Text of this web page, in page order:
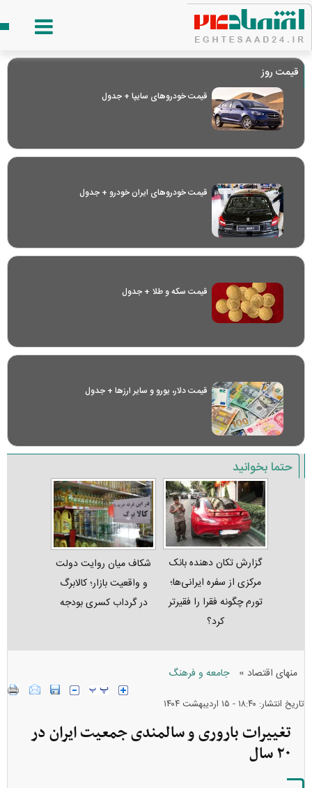
قیمت روز
قیمت خودرو‌های سایپا + جدول
قیمت خودرو‌های ایران خودرو + جدول
قیمت سکه و طلا + جدول
قیمت دلار، یورو و سایر ارز‌ها + جدول
حتما بخوانید
گزارش تکان‌ دهنده بانک
مرکزی از سفره ایرانی‌ها؛
تورم چگونه فقرا را فقیرتر
کرد؟
شکاف میان روایت دولت
و واقعیت بازار؛ کالابرگ
در گرداب کسری بودجه
منهای اقتصاد » جامعه و فرهنگ
تاریخ انتشار: ۱۸:۴۰ - ۱۵ ارديبهشت ۱۴۰۴
تغییرات باروری و سالمندی جمعیت ایران در
۲۰ سال